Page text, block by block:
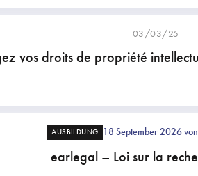
03/03/25
vos droits de propriété
AUSBILDUNG 18 September 2026
earlegal – Loi sur la